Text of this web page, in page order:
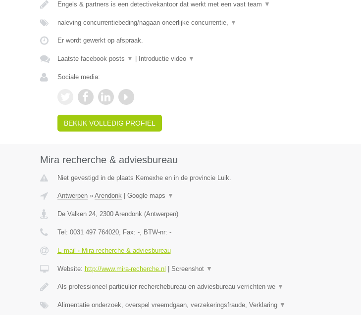
Engels & partners is een detectivekantoor dat werkt met een vast team ▼
naleving concurrentiebeding/nagaan oneerlijke concurrentie, ▼
Er wordt gewerkt op afspraak.
Laatste facebook posts ▼ Introductie video ▼
Sociale media:
BEKIJK VOLLEDIG PROFIEL
Mira recherche & adviesbureau
Niet gevestigd in de plaats Kemexhe en in de provincie Luik.
Antwerpen» Arendonk| Google maps ▼
De Valken 24, 2300 Arendonk(Antwerpen)
Tel: 0031 497 764020, Fax: -, BTW-nr: -
E-mail › Mira recherche & adviesbureau
Website: http://www.mira-recherche.nl Screenshot ▼
Als professioneel particulier recherchebureau en adviesbureau verrichten we ▼
Alimentatie onderzoek, overspel vreemdgaan, verzekeringsfraude, Verklaring ▼